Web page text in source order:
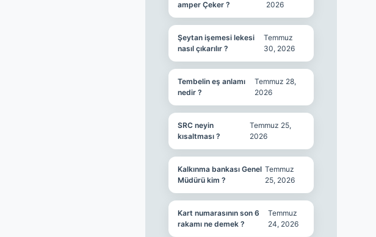
amper Çeker ?
2026
Şeytan işemesi lekesi
nasıl çıkarılır ?
Temmuz
30, 2026
Tembelin eş anlamı
nedir ?
Temmuz 28,
2026
SRC neyin
kısaltması ?
Temmuz 25,
2026
Kalkınma bankası Genel
Müdürü kim ?
Temmuz
25, 2026
Kart numarasının son 6
rakamı ne demek ?
Temmuz
24, 2026